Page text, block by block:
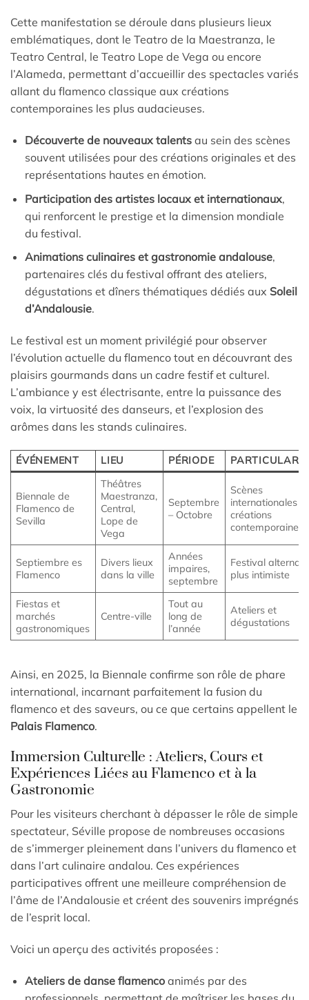
Cette manifestation se déroule dans plusieurs lieux
emblématiques, dont le Teatro de la Maestranza, le
Teatro Central, le Teatro Lope de Vega ou encore
l’Alameda, permettant d’accueillir des spectacles variés
allant du flamenco classique aux créations
contemporaines les plus audacieuses.
Découverte de nouveaux talentsau sein des scènes
souvent utilisées pour des créations originales et des
représentations hautes en émotion.
Participation des artistes locaux et internationaux,
qui renforcent le prestige et la dimension mondiale
du festival.
Animations culinaires et gastronomie andalouse,
partenaires clés du festival offrant des ateliers,
dégustations et dîners thématiques dédiés aux Soleil
d’Andalousie.
Le festival est un moment privilégié pour observer
l’évolution actuelle du flamenco tout en découvrant des
plaisirs gourmands dans un cadre festif et culturel.
L’ambiance y est électrisante, entre la puissance des
voix, la virtuosité des danseurs, et l’explosion des
arômes dans les stands culinaires.
ÉVÉNEMENT LIEU PÉRIODE
Biennale de
Flamenco de
Sevilla
Théâtres
Maestranza,
Central,
Lope de
Vega
Septembre
– Octobre
Scènes
internationales et
créations
contemporaines
Septiembre es
Flamenco
Divers lieux
dans la ville
Années
impaires,
septembre
Festival
plus intimiste
Fiestas et
marchés
gastronomiques
Centre-ville
Tout au
long de
l’année
Ateliers et
dégustations
Ainsi, en 2025, la Biennale confirme son rôle de phare
international, incarnant parfaitement la fusion du
flamenco et des saveurs, ou ce que certains appellent le
Palais Flamenco.
Immersion Culturelle : Ateliers, Cours et
Expériences Liées au Flamenco et à la
Gastronomie
Pour les visiteurs cherchant à dépasser le rôle de simple
spectateur, Séville propose de nombreuses occasions
de s’immerger pleinement dans l’univers du flamenco et
dans l’art culinaire andalou. Ces expériences
participatives offrent une meilleure compréhension de
l’âme de l’Andalousie et créent des souvenirs imprégnés
de l’esprit local.
Voici un aperçu des activités proposées :
Ateliers de danse flamencoanimés par des